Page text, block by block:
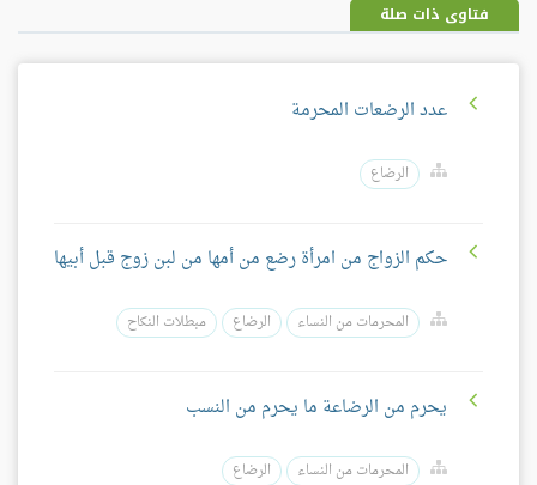
فتاوى ذات صلة
عدد الرضعات المحرمة
الرضاع
حكم الزواج من امرأة رضع من أمها من لبن زوج قبل أبيها
المحرمات من النساء الرضاع مبطلات النكاح
يحرم من الرضاعة ما يحرم من النسب
المحرمات من النساء الرضاع